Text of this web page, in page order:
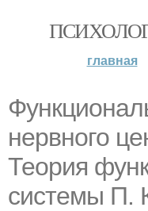
главная
нервного
Теория
системы П.